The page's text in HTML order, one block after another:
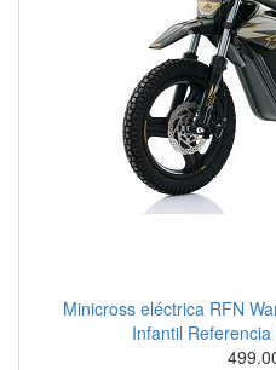
Minicross eléctrica RFN
Infantil